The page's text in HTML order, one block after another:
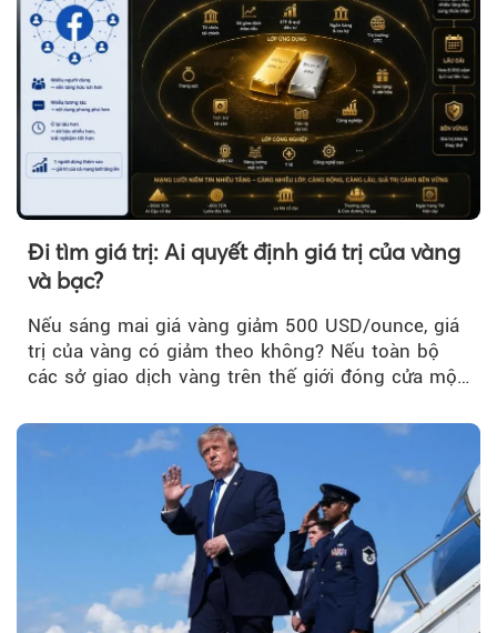
Đi tìm giá trị: Ai quyết định giá trị của vàng
và bạc?
Nếu sáng mai giá vàng giảm 500 USD/ounce, giá
trị của vàng có giảm theo không? Nếu toàn bộ
các sở giao dịch vàng trên thế giới đóng cửa một